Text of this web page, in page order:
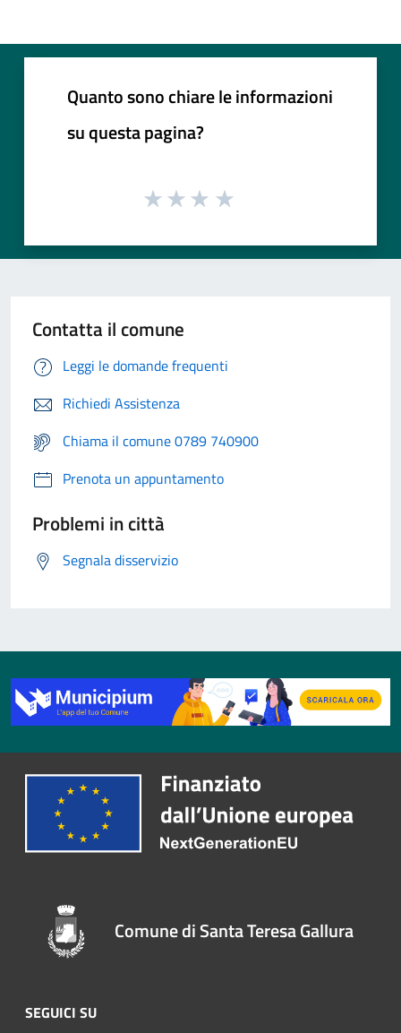
Quanto sono chiare le informazioni
su questa pagina?
Contatta il comune
Leggi le domande frequenti
Richiedi Assistenza
Chiama il comune 0789 740900
Prenota un appuntamento
Problemi in città
Segnala disservizio
Comune di Santa Teresa Gallura
SEGUICI SU